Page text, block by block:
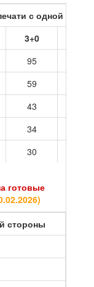
с одной
3+0
95
59
43
34
30
готовые
)
стороны